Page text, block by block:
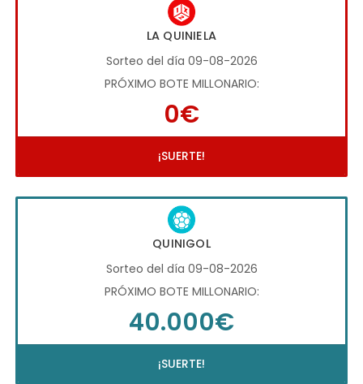
LA QUINIELA
Sorteo del día 09-08-2026
PRÓXIMO BOTE MILLONARIO:
0€
¡SUERTE!
QUINIGOL
Sorteo del día 09-08-2026
PRÓXIMO BOTE MILLONARIO:
40.000€
¡SUERTE!